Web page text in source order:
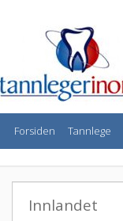
Forsiden Tannlege